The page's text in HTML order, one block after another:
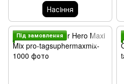
Насiння
Пiд замовлення